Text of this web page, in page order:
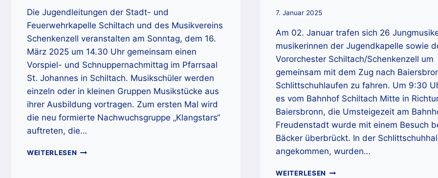
Die Jugendleitungen der Stadt- und
Feuerwehrkapelle Schiltach und des Musikvereins
Schenkenzell veranstalten am Sonntag, dem 16.
März 2025 um 14.30 Uhr gemeinsam einen
Vorspiel- und Schnuppernachmittag im Pfarrsaal
St. Johannes in Schiltach. Musikschüler werden
einzeln oder in kleinen Gruppen Musikstücke aus
ihrer Ausbildung vortragen. Zum ersten Mal wird
die neu formierte Nachwuchsgruppe „Klangstars“
auftreten, die…
WEITERLESENEINLADUNG
7. Januar 2025
Am 02. Januar trafen sich 26
musikerinnen der Jugendkapelle sowie
Vororchester Schiltach/Schenkenzell um
gemeinsam mit dem Zug nach
Schlittschuhlaufen zu fahren. Um 9:30
es vom Bahnhof Schiltach Mitte in
Baiersbronn, die Umsteigezeit am
Freudenstadt wurde mit einem Besuch
Bäcker überbrückt. In der
angekommen, wurden…
WEITERLESENJUNGE